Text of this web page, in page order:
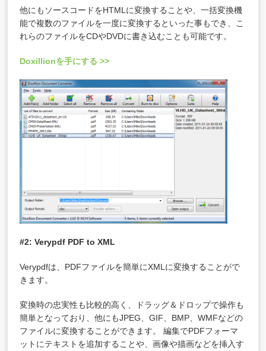
他にもソースコードをHTMLに変換することや、一括変換機
能で複数のファイルを一度に変換するといった事もでき、こ
れらのファイルをCDやDVDに書き込むことも可能です。
Doxillionを手にする >>
#2: Verypdf PDF to XML
Verypdfは、PDFファイルを簡単にXMLに変換することがで
きます。
変換時の忠実性も比較的高く、ドラッグ＆ドロップで操作も
簡単となっており、他にもJPEG、GIF、BMP、WMFなどの
ファイルに変換することができます。 編集でPDFフォーマ
ットにテキストを追加することや、画像や描画などを挿入す